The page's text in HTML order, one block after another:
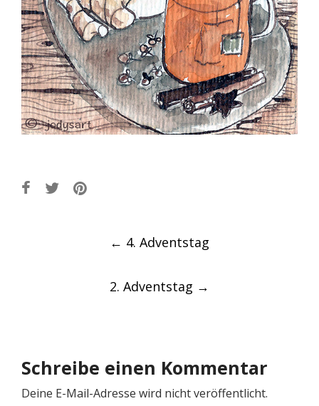
← 4. Adventstag
2. Adventstag →
Schreibe einen Kommentar
Deine E-Mail-Adresse wird nicht veröffentlicht.